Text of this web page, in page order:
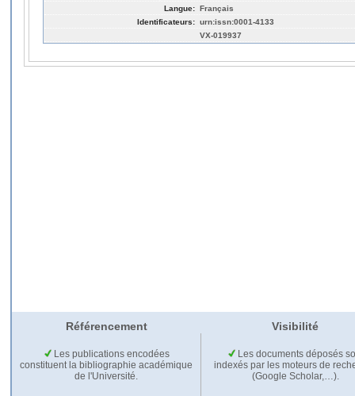
Langue: Français
Identificateurs: urn:issn:0001-4133
VX-019937
Référencement Visibilité
Les publications encodées
constituent la bibliographie académique
de l'Université.
Les documents déposés
indexés par les moteurs de
(Google Scholar,…).